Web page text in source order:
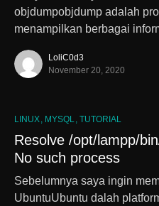
objdumpobjdump adalah
menampilkan berbagai
LoliC0d3
November 20, 2020
LINUX MYSQL TUTORIAL
Resolve /opt/lampp/
No such process
Sebelumnya saya ingin
UbuntuUbuntu dalah